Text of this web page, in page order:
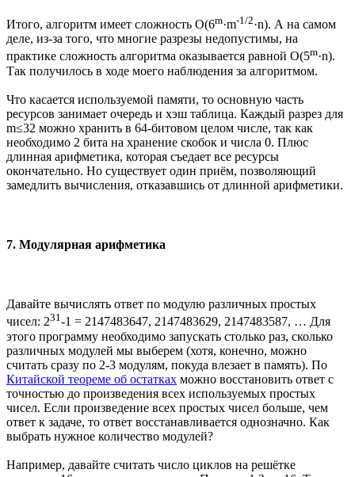
Итого, алгоритм имеет сложность O(6m·m-1/2·n). А на самом
деле, из-за того, что многие разрезы недопустимы, на
практике сложность алгоритма оказывается равной O(5m·n).
Так получилось в ходе моего наблюдения за алгоритмом.
Что касается используемой памяти, то основную часть
ресурсов занимает очередь и хэш таблица. Каждый разрез для
m≤32 можно хранить в 64-битовом целом числе, так как
необходимо 2 бита на хранение скобок и числа 0. Плюс
длинная арифметика, которая съедает все ресурсы
окончательно. Но существует один приём, позволяющий
замедлить вычисления, отказавшись от длинной арифметики.
7. Модулярная арифметика
Давайте вычислять ответ по модулю различных простых
чисел: 231-1 = 2147483647, 2147483629, 2147483587, … Для
этого программу необходимо запускать столько раз, сколько
различных модулей мы выберем (хотя, конечно, можно
считать сразу по 2-3 модулям, покуда влезает в память). По
Китайской теореме об остатках можно восстановить ответ с
точностью до произведения всех используемых простых
чисел. Если произведение всех простых чисел больше, чем
ответ к задаче, то ответ восстанавливается однозначно. Как
выбрать нужное количество модулей?
Например, давайте считать число циклов на решётке